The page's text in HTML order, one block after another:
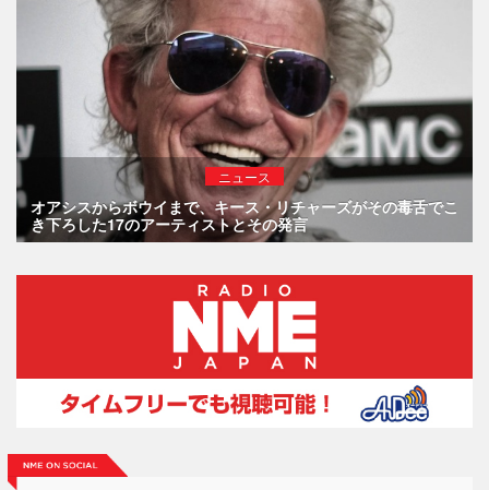
ニュース
オアシスからボウイまで、キース・リチャーズがその毒舌でこ
き下ろした17のアーティストとその発言